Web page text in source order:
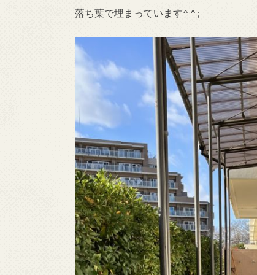
落ち葉で埋まっています^ ^ ;